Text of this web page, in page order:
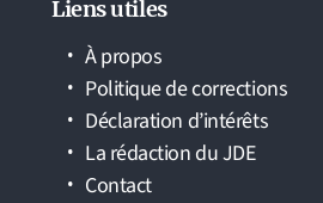
Liens utiles
À propos
Politique de corrections
Déclaration d’intérêts
La rédaction du JDE
Contact